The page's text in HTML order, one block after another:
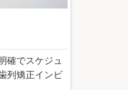
確でスケジュ
列矯正インビ